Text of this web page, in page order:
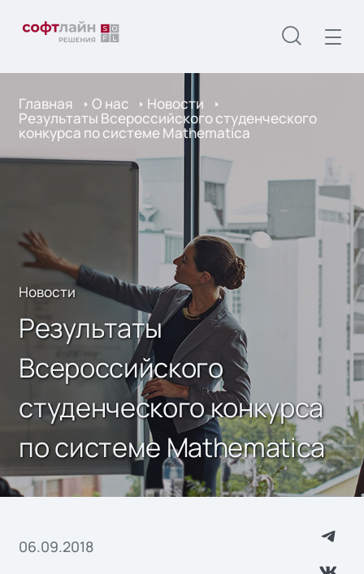
Главная О нас Новости
Результаты Всероссийского студенческого
конкурса по системе Mathematica
Новости
Результаты
Всероссийского
студенческого конкурса
по системе Mathematica
06.09.2018